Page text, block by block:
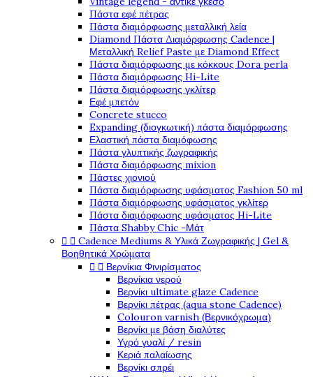
Πάστα εφέ πέτρας
Πάστα διαμόρφωσης μεταλλική λεία
Diamond Πάστα Διαμόρφωσης Cadence |
Μεταλλική Relief Paste με Diamond Effect
Πάστα διαμόρφωσης με κόκκους Dora perla
Πάστα διαμόρφωσης Hi-Lite
Πάστα διαμόρφωσης γκλίτερ
Εφέ μπετόν
Concrete stucco
Expanding (διογκωτική) πάστα διαμόρφωσης
Ελαστική πάστα διαμόφωσης
Πάστα γλυπτικής ζωγραφικής
Πάστα διαμόρφωσης mixion
Πάστες χιονιού
Πάστα διαμόρφωσης υφάσματος Fashion 50 ml
Πάστα διαμόρφωσης υφάσματος γκλίτερ
Πάστα διαμόρφωσης υφάσματος Hi-Lite
Πάστα Shabby Chic -Μάτ
  Cadence Mediums & Υλικά Ζωγραφικής | Gel &
Βοηθητικά Χρώματα
  Βερνίκια Φινιρίσματος
Βερνίκια νερού
Βερνίκι ultimate glaze Cadence
Βερνίκι πέτρας (aqua stone Cadence)
Colouron varnish (Βερνικόχρωμα)
Βερνίκι με βάση διαλύτες
Υγρό γυαλί / resin
Κεριά παλαίωσης
Βερνίκι σπρέι